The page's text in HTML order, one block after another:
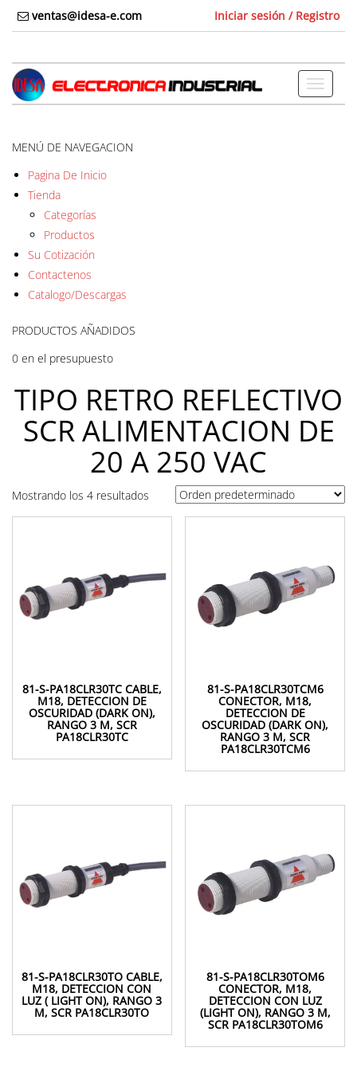
Skip
content
ventas@idesa-e.com Iniciar sesión / Registro
Toggle
MENÚ DE NAVEGACION
Pagina De Inicio
Tienda
Categorías
Productos
Su Cotización
Contactenos
Catalogo/Descargas
PRODUCTOS AÑADIDOS
0 en el presupuesto
TIPO RETRO REFLECTIVO
SCR ALIMENTACION DE
20 A 250 VAC
Mostrando los 4 resultados
81-S-PA18CLR30TC CABLE,
M18, DETECCION DE
OSCURIDAD (DARK ON),
RANGO 3 M, SCR
PA18CLR30TC
81-S-PA18CLR30TCM6
CONECTOR, M18,
DETECCION DE
OSCURIDAD (DARK ON),
RANGO 3 M, SCR
PA18CLR30TCM6
81-S-PA18CLR30TO CABLE,
M18, DETECCION CON
LUZ ( LIGHT ON), RANGO 3
M, SCR PA18CLR30TO
81-S-PA18CLR30TOM6
CONECTOR, M18,
DETECCION CON LUZ
(LIGHT ON), RANGO 3 M,
SCR PA18CLR30TOM6